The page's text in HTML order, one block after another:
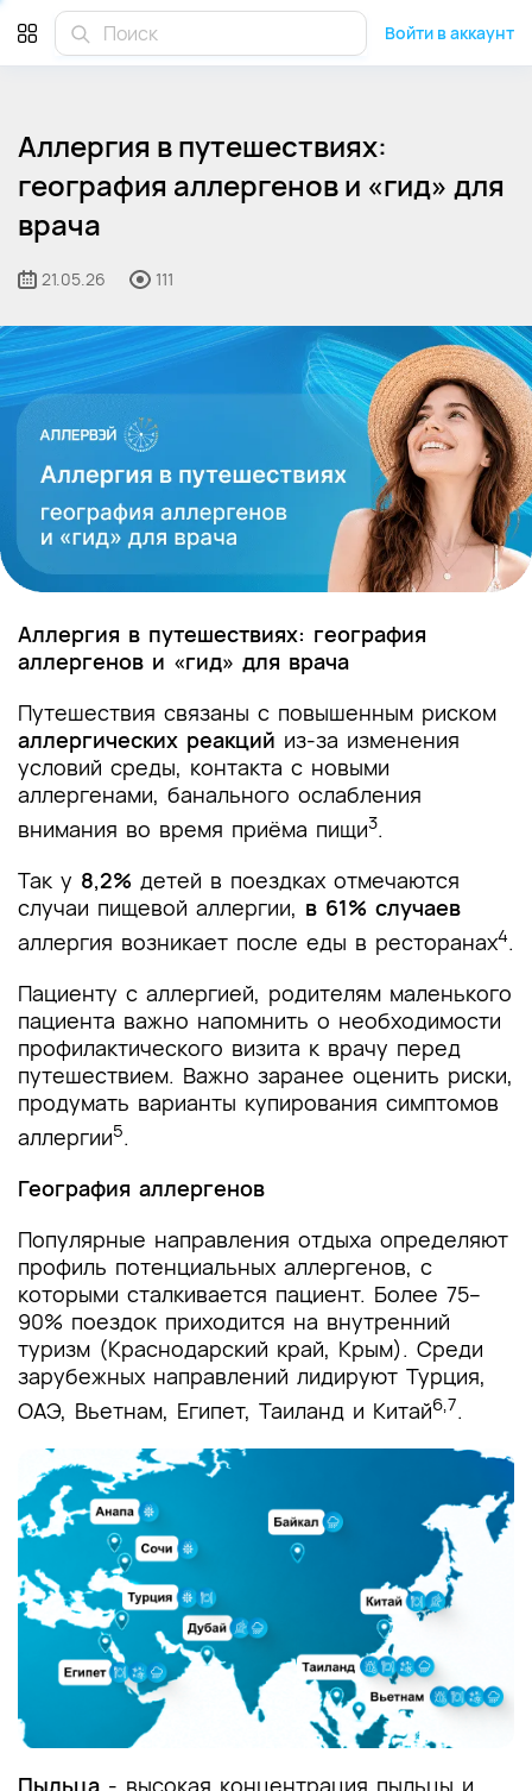
Войти в аккаунт
Аллергия в путешествиях:
география аллергенов и «гид» для
врача
21.05.26 111
Аллергия в путешествиях: география
аллергенов и «гид» для врача
Путешествия связаны с повышенным риском
аллергических реакций из-за изменения
условий среды, контакта с новыми
аллергенами, банального ослабления
внимания во время приёма пищи3.
Так у 8,2% детей в поездках отмечаются
случаи пищевой аллергии, в 61% случаев
аллергия возникает после еды в ресторанах4.
Пациенту с аллергией, родителям маленького
пациента важно напомнить о необходимости
профилактического визита к врачу перед
путешествием. Важно заранее оценить риски,
продумать варианты купирования симптомов
аллергии5.
География аллергенов
Популярные направления отдыха определяют
профиль потенциальных аллергенов, с
которыми сталкивается пациент. Более 75–
90% поездок приходится на внутренний
туризм (Краснодарский край, Крым). Среди
зарубежных направлений лидируют Турция,
ОАЭ, Вьетнам, Египет, Таиланд и Китай6,7.
Пыльца - высокая концентрация пыльцы и